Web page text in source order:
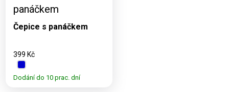
Dostupné varianty:
Čepice s panáčkem
399 Kč
Dodání do 10 prac. dní